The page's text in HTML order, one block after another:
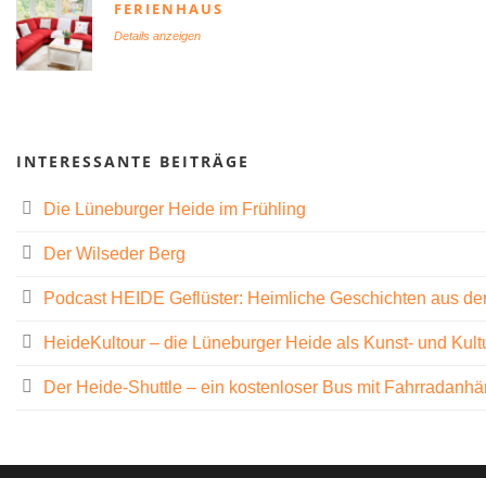
FERIENHAUS
Details anzeigen
INTERESSANTE BEITRÄGE
Die Lüneburger Heide im Frühling
Der Wilseder Berg
Podcast HEIDE Geflüster: Heimliche Geschichten aus
HeideKultour – die Lüneburger Heide als Kunst- und
Der Heide-Shuttle – ein kostenloser Bus mit